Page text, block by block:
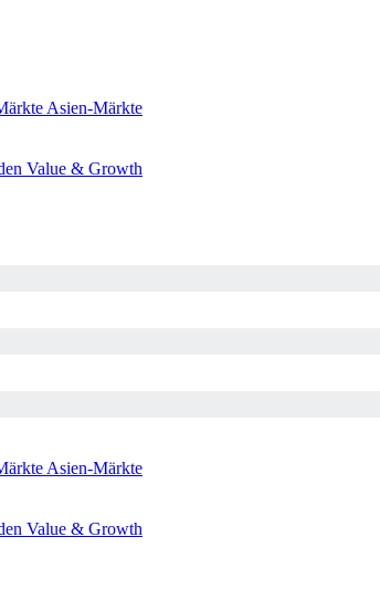
Asien-Märkte
Value & Growth
Asien-Märkte
Value & Growth